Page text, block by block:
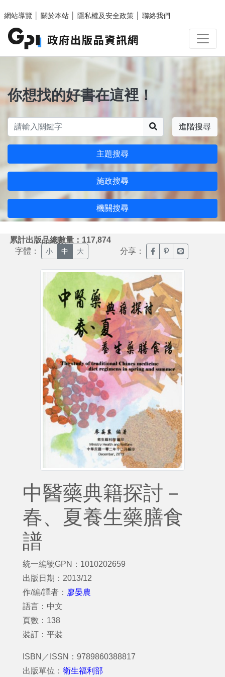
網站導覽
關於本站 隱私權及安全政策 聯絡我們
你想找的好書在這裡！
進階搜尋
主題搜尋
施政搜尋
機關搜尋
累計出版品總數量：117,874
字體： 小 中 大 分享： 臉書分享(另開新視窗)
噗浪分享(另開新
Line分享(另
中醫藥典籍探討－
春、夏養生藥膳食
譜
統一編號GPN：1010202659
出版日期：2013/12
作/編/譯者： 廖晏農
語言：中文
頁數：138
裝訂：平裝
ISBN／ISSN：9789860388817
出版單位： 衛生福利部